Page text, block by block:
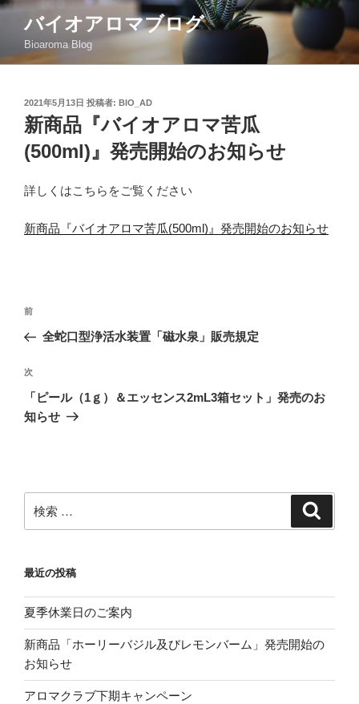
コ
ン
バイオアロマブログ
Bioaroma Blog
投
稿
日:
2021年5月13日 投稿者: BIO_AD
新商品『バイオアロマ苦瓜
(500ml)』発売開始のお知らせ
詳しくはこちらをご覧ください
新商品『バイオアロマ苦瓜(500ml)』発売開始のお知らせ
投
ビ
ゲ
ー
過
去
投
稿
前
全蛇口型浄活水装置「磁水泉」販売規定
次
の
投
次
「ピール（1ｇ）＆エッセンス2mL3箱セット」発売のお
知らせ
索:
最近の投稿
夏季休業日のご案内
新商品「ホーリーバジル及びレモンバーム」発売開始の
お知らせ
アロマクラブ下期キャンペーン